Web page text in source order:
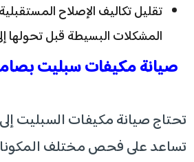
تقليل تكاليف الإصلاح
المشكلات البسيطة قبل تحولها
صيانة مكيفات سبليت
تحتاج صيانة مكيفات السبليت
تساعد على فحص مختلف